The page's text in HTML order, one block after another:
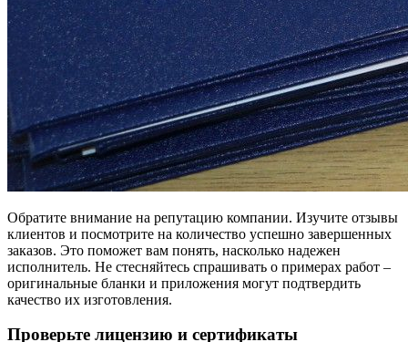
Обратите внимание на репутацию компании. Изучите отзывы
клиентов и посмотрите на количество успешно завершенных
заказов. Это поможет вам понять, насколько надежен
исполнитель. Не стесняйтесь спрашивать о примерах работ –
оригинальные бланки и приложения могут подтвердить
качество их изготовления.
Проверьте лицензию и сертификаты